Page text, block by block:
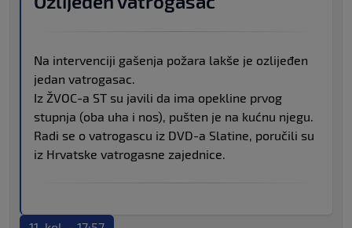
Na intervenciji gašenja požara lakše je ozlijeđen
jedan vatrogasac.
Iz ŽVOC-a ST su javili da ima opekline prvog
stupnja (oba uha i nos), pušten je na kućnu njegu.
Radi se o vatrogascu iz DVD-a Slatine, poručili su
iz Hrvatske vatrogasne zajednice.